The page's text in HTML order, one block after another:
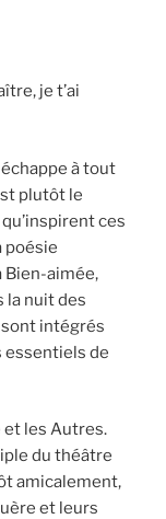
je t’ai
échappe à tout
plutôt le
ces
poésie
Bien-aimée,
la nuit des
sont intégrés
essentiels de
et les Autres.
du théâtre
amicalement,
et leurs